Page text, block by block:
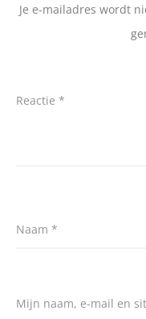
Je e-mailadres wordt
Reactie *
Naam *
Mijn naam, e-mail en